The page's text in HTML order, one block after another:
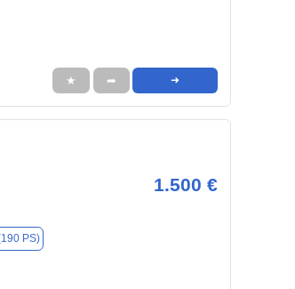
★ ➦ ➜
1.500 €
PS)